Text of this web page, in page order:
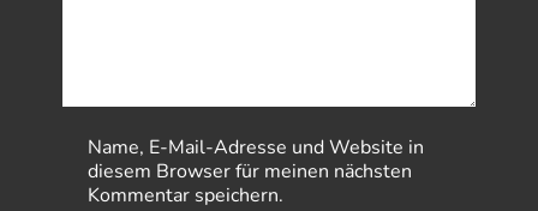
Name, E-Mail-Adresse und Website in
diesem Browser für meinen nächsten
Kommentar speichern.